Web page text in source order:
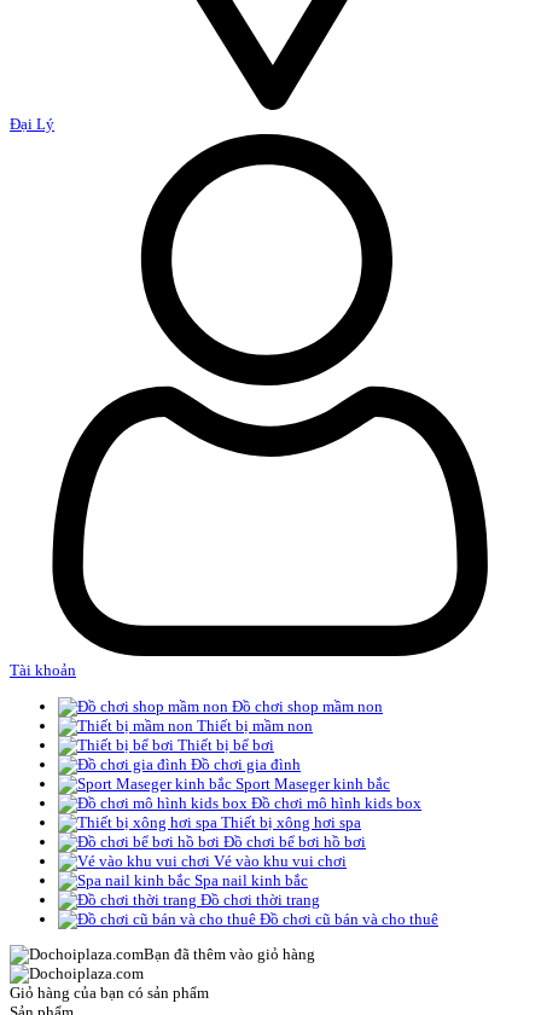
Đại Lý
Tài khoản
Đồ chơi shop mầm non
Thiết bị mầm non
Thiết bị bể bơi
Đồ chơi gia đình
Sport Maseger kinh bắc
Đồ chơi mô hình kids box
Thiết bị xông hơi spa
Đồ chơi bể bơi hồ bơi
Vé vào khu vui chơi
Spa nail kinh bắc
Đồ chơi thời trang
Đồ chơi cũ bán và cho thuê
Bạn đã thêm vào giỏ hàng
Giỏ hàng của bạn có sản phẩm